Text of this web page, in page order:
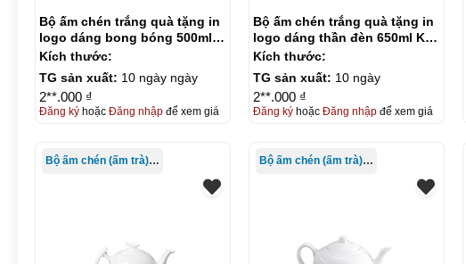
Bộ ấm chén trắng quà tặng in
logo dáng bong bóng 500ml
KQ-ACT13
Kích thước:
TG sản xuất: 10 ngày ngày
2**.000 ₫
Đăng kýhoặc Đăng nhậpđể xem giá
Bộ ấm chén trắng quà tặng in
logo dáng thần đèn 650ml KQ-
ACT14
Kích thước:
TG sản xuất: 10 ngày
2**.000 ₫
Đăng kýhoặc Đăng nhậpđể xem giá
Bộ ấm chén (ấm trà) in logo Bộ ấm chén (ấm trà) in logo